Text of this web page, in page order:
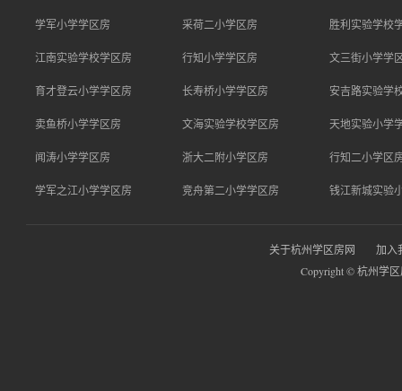
学军小学学区房 采荷二小学区房 胜利实验学校
江南实验学校学区房 行知小学学区房 文三街小学学
育才登云小学学区房 长寿桥小学学区房 安吉路实验学
卖鱼桥小学学区房 文海实验学校学区房 天地实验小学
闻涛小学学区房 浙大二附小学区房 行知二小学区
学军之江小学学区房 竞舟第二小学学区房 钱江新城实验
关于杭州学区房网
加入
Copyright © 杭州学